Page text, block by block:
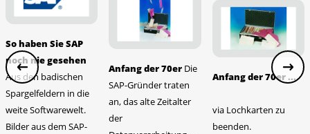
So haben Sie SAP
noch nie gesehen
Aus den badischen
Spargelfeldern in die
weite Softwarewelt.
Bilder aus dem SAP-
Anfang der 70er Die
SAP-Gründer traten
an, das alte Zeitalter
der
Anfang der 70er ...
via Lochkarten zu
beenden.